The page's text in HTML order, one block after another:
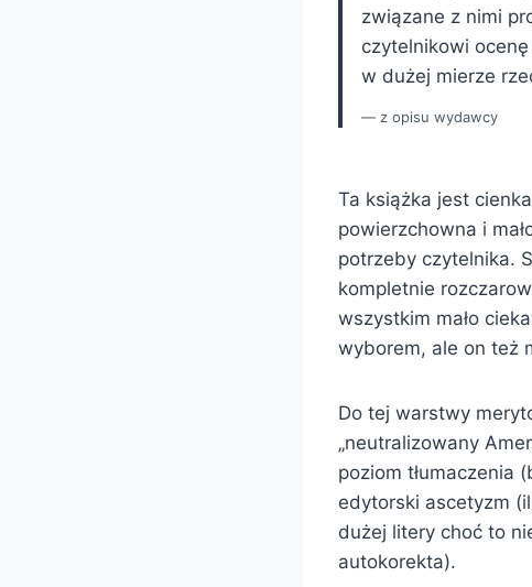
związane z nimi
czytelnikowi
w dużej mierze
z opisu wydawcy
Ta książka jest
powierzchowna i
potrzeby czytelnika.
kompletnie
wszystkim mało
wyborem, ale on też
Do tej warstwy
„neutralizowany
poziom tłumaczenia
edytorski ascetyzm
dużej litery choć to
autokorekta).